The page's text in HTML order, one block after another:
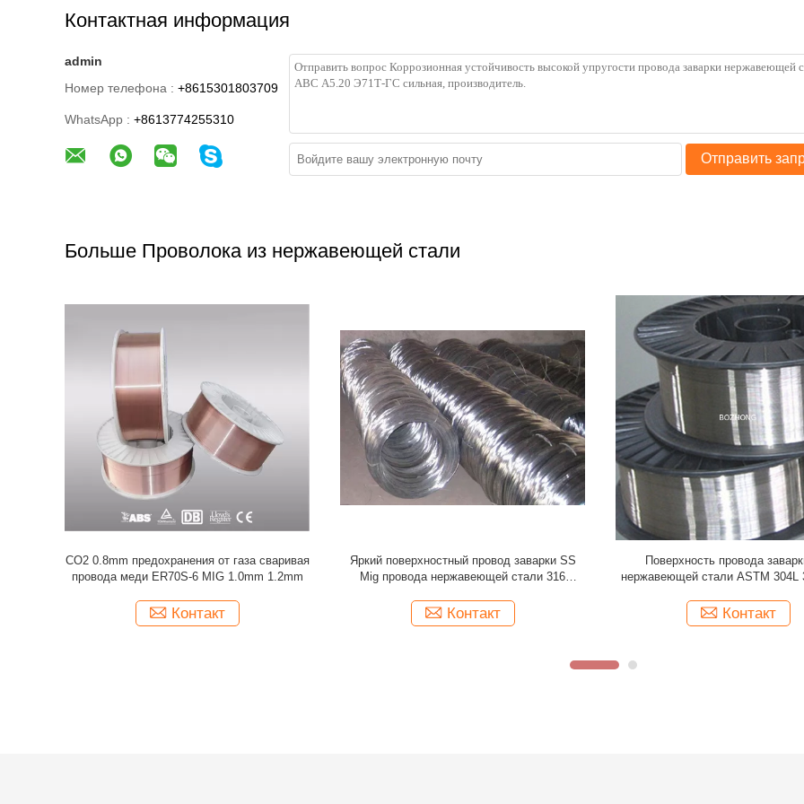
Контактная информация
admin
Номер телефона : +8615301803709
WhatsApp : +8613774255310
Отправить
Больше Проволока из нержавеющей стали
Медь покрыла провод заварки Mig СО2
толщины 1.2mm
Контакт
Яркая заготовка для проволоки 409 СС 410
420 430 431 катушка 440 рангов
Контакт
провод нержавеющей стали 2205
с корозией красивого
Контакт